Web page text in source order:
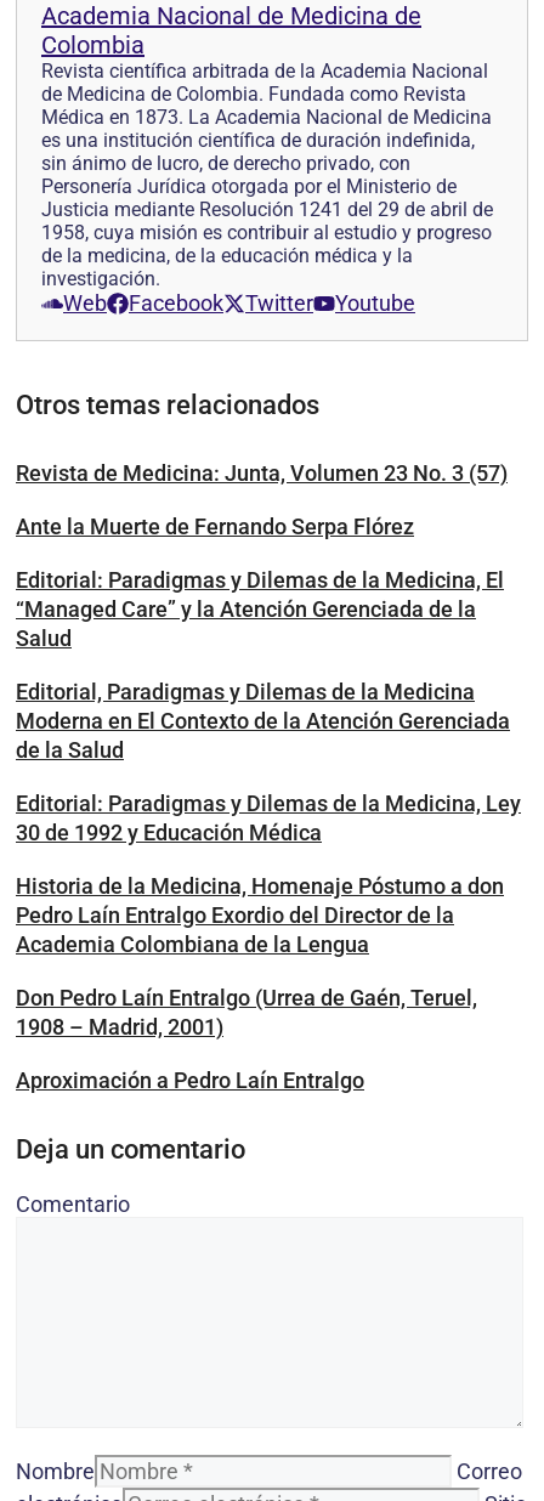
Academia Nacional de Medicina de
Colombia
Revista científica arbitrada de la Academia Nacional
de Medicina de Colombia. Fundada como Revista
Médica en 1873. La Academia Nacional de Medicina
es una institución científica de duración indefinida,
sin ánimo de lucro, de derecho privado, con
Personería Jurídica otorgada por el Ministerio de
Justicia mediante Resolución 1241 del 29 de abril de
1958, cuya misión es contribuir al estudio y progreso
de la medicina, de la educación médica y la
investigación.
Web Facebook Twitter Youtube
Otros temas relacionados
Revista de Medicina: Junta, Volumen 23 No. 3 (57)
Ante la Muerte de Fernando Serpa Flórez
Editorial: Paradigmas y Dilemas de la Medicina, El
“Managed Care” y la Atención Gerenciada de la
Salud
Editorial, Paradigmas y Dilemas de la Medicina
Moderna en El Contexto de la Atención Gerenciada
de la Salud
Editorial: Paradigmas y Dilemas de la Medicina, Ley
30 de 1992 y Educación Médica
Historia de la Medicina, Homenaje Póstumo a don
Pedro Laín Entralgo Exordio del Director de la
Academia Colombiana de la Lengua
Don Pedro Laín Entralgo (Urrea de Gaén, Teruel,
1908 – Madrid, 2001)
Aproximación a Pedro Laín Entralgo
Deja un comentario
Comentario
Nombre
Correo